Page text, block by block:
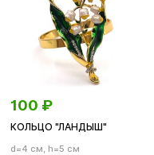
100 ₽
КОЛЬЦО "ЛАНДЫШ"
d=4 см, h=5 см